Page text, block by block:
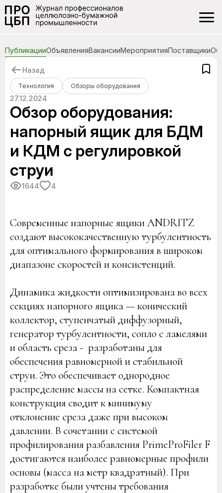
ПубликацииОбъявленияВакансииМероприятияПоставщики
Технология Обзоры оборудования
Назад
27.12.2024
Обзор оборудования:
напорный ящик для БДМ
и КДМ с регулировкой
струи
1644 4
Современные напорные ящики ANDRITZ
создают высококачественную турбулентность
для оптимального формирования в широком
диапазоне скоростей и консистенций.
Динамика жидкости оптимизирована во всех
секциях напорного ящика — конический
коллектор, ступенчатый диффузорный,
генератор турбулентности, сопло с ламелями
и область среза - разработаны для
обеспечения равномерной и стабильной
струи. Это обеспечивает однородное
распределение массы на сетке. Компактная
конструкция сводит к минимуму
отклонение среза даже при высоком
давлении. В сочетании с системой
профилирования разбавления PrimeProFiler F
достигаются наиболее равномерные профили
основы (масса на метр квадратный). При
разработке были учтены требования